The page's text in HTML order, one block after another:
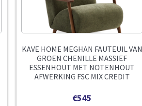
KAVE HOME MEGHAN FAUTEUIL VAN
GROEN CHENILLE MASSIEF
ESSENHOUT MET NOTENHOUT
AFWERKING FSC MIX CREDIT
€545